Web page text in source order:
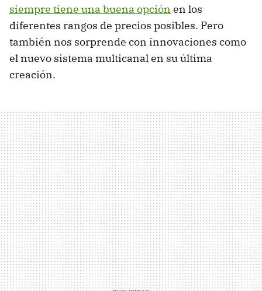
siempre tiene una buena opción en los
diferentes rangos de precios posibles. Pero
también nos sorprende con innovaciones como
el nuevo sistema multicanal en su última
creación.